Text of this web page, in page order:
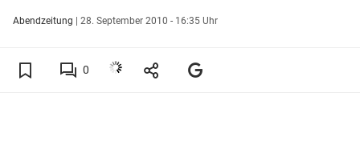
Abendzeitung | 28. September 2010 - 16:35 Uhr
0